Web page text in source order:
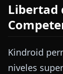
Libertad
Kindroid
niveles